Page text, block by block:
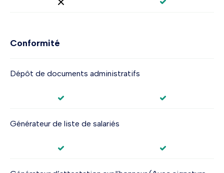
Conformité
Dépôt de documents administratifs
Générateur de liste de salariés